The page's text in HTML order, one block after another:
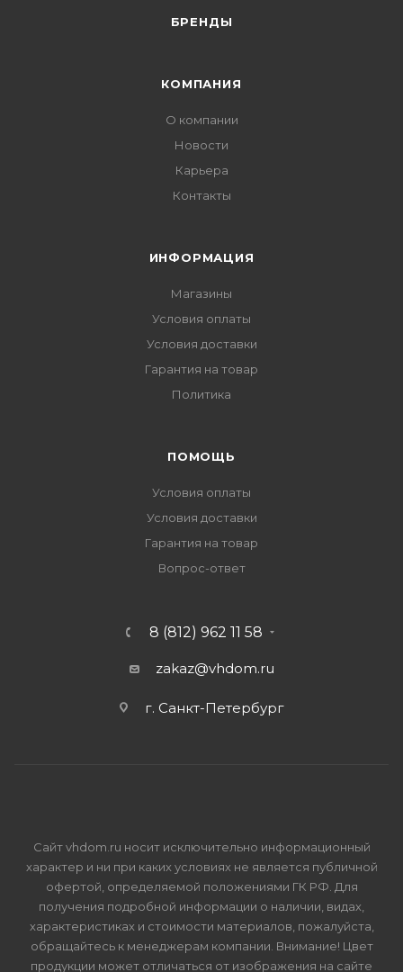
БРЕНДЫ
КОМПАНИЯ
О компании
Новости
Карьера
Контакты
ИНФОРМАЦИЯ
Магазины
Условия оплаты
Условия доставки
Гарантия на товар
Политика
ПОМОЩЬ
Условия оплаты
Условия доставки
Гарантия на товар
Вопрос-ответ
8 (812) 962 11 58
zakaz@vhdom.ru
г. Санкт-Петербург
Сайт vhdom.ru носит исключительно информационный
характер и ни при каких условиях не является публичной
офертой, определяемой положениями ГК РФ. Для
получения подробной информации о наличии, видах,
характеристиках и стоимости материалов, пожалуйста,
обращайтесь к менеджерам компании. Внимание! Цвет
продукции может отличаться от изображения на сайте